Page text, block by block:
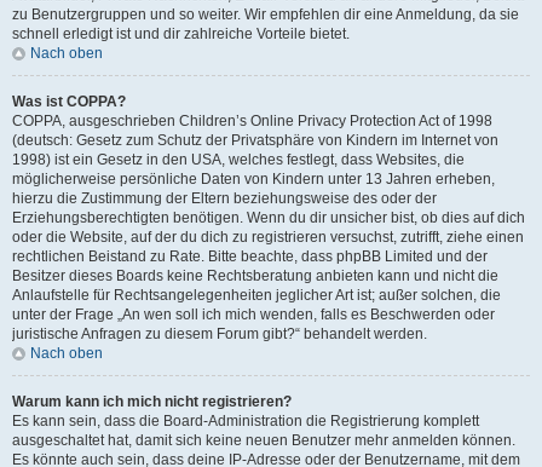
zu Benutzergruppen und so weiter. Wir empfehlen dir eine Anmeldung, da sie
schnell erledigt ist und dir zahlreiche Vorteile bietet.
Nach oben
Was ist COPPA?
COPPA, ausgeschrieben Children’s Online Privacy Protection Act of 1998
(deutsch: Gesetz zum Schutz der Privatsphäre von Kindern im Internet von
1998) ist ein Gesetz in den USA, welches festlegt, dass Websites, die
möglicherweise persönliche Daten von Kindern unter 13 Jahren erheben,
hierzu die Zustimmung der Eltern beziehungsweise des oder der
Erziehungsberechtigten benötigen. Wenn du dir unsicher bist, ob dies auf dich
oder die Website, auf der du dich zu registrieren versuchst, zutrifft, ziehe einen
rechtlichen Beistand zu Rate. Bitte beachte, dass phpBB Limited und der
Besitzer dieses Boards keine Rechtsberatung anbieten kann und nicht die
Anlaufstelle für Rechtsangelegenheiten jeglicher Art ist; außer solchen, die
unter der Frage „An wen soll ich mich wenden, falls es Beschwerden oder
juristische Anfragen zu diesem Forum gibt?“ behandelt werden.
Nach oben
Warum kann ich mich nicht registrieren?
Es kann sein, dass die Board-Administration die Registrierung komplett
ausgeschaltet hat, damit sich keine neuen Benutzer mehr anmelden können.
Es könnte auch sein, dass deine IP-Adresse oder der Benutzername, mit dem